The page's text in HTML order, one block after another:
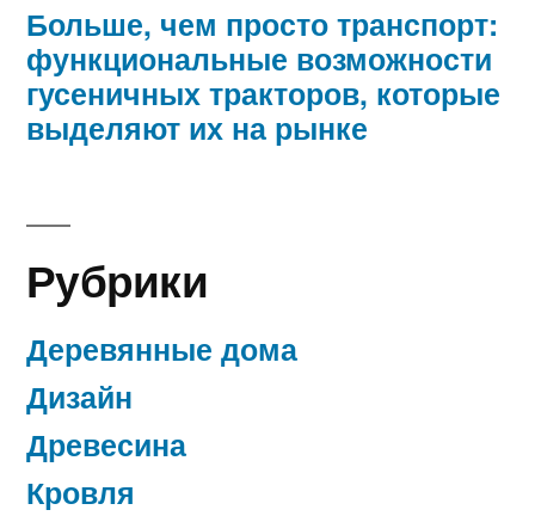
Больше, чем просто транспорт:
функциональные возможности
гусеничных тракторов, которые
выделяют их на рынке
Рубрики
Деревянные дома
Дизайн
Древесина
Кровля